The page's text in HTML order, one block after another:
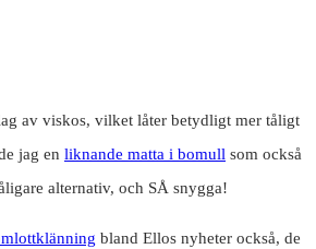
av viskos, vilket låter betydligt mer tåligt
jag en liknande matta i bomull som också
alternativ, och SÅ snygga!
bland Ellos nyheter också, de